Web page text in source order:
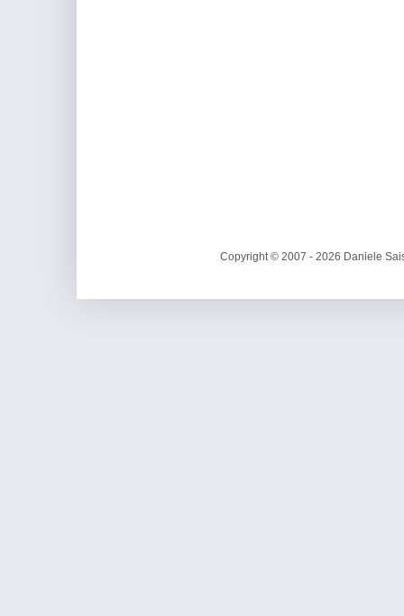
Copyright © 2007 - 2026 Daniele